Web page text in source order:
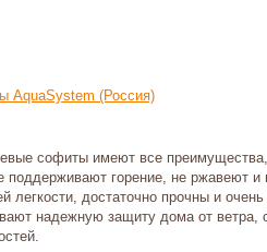
софиты имеют все
поддерживают горение, не ржавеют
легкости, достаточно прочны и
надежную защиту дома от ветра,